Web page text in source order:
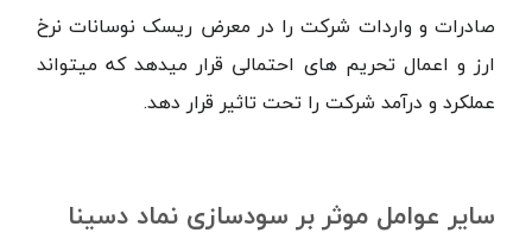
صادرات و واردات شرکت را در معرض ریسک نوسانات نرخ
ارز و اعمال تحریم های احتمالی قرار میدهد که میتواند
عملکرد و درآمد شرکت را تحت تاثیر قرار دهد.
سایر عوامل موثر بر سودسازی نماد دسینا